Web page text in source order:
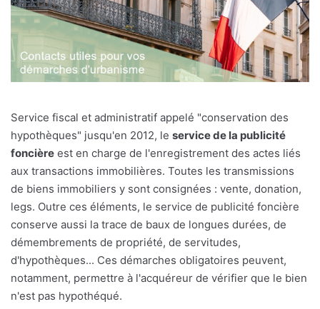
Service fiscal et administratif appelé "conservation des
hypothèques" jusqu'en 2012, le service de la publicité
foncière est en charge de l'enregistrement des actes liés
aux transactions immobilières. Toutes les transmissions
de biens immobiliers y sont consignées : vente, donation,
legs. Outre ces éléments, le service de publicité foncière
conserve aussi la trace de baux de longues durées, de
démembrements de propriété, de servitudes,
d'hypothèques... Ces démarches obligatoires peuvent,
notamment, permettre à l'acquéreur de vérifier que le bien
n'est pas hypothéqué.